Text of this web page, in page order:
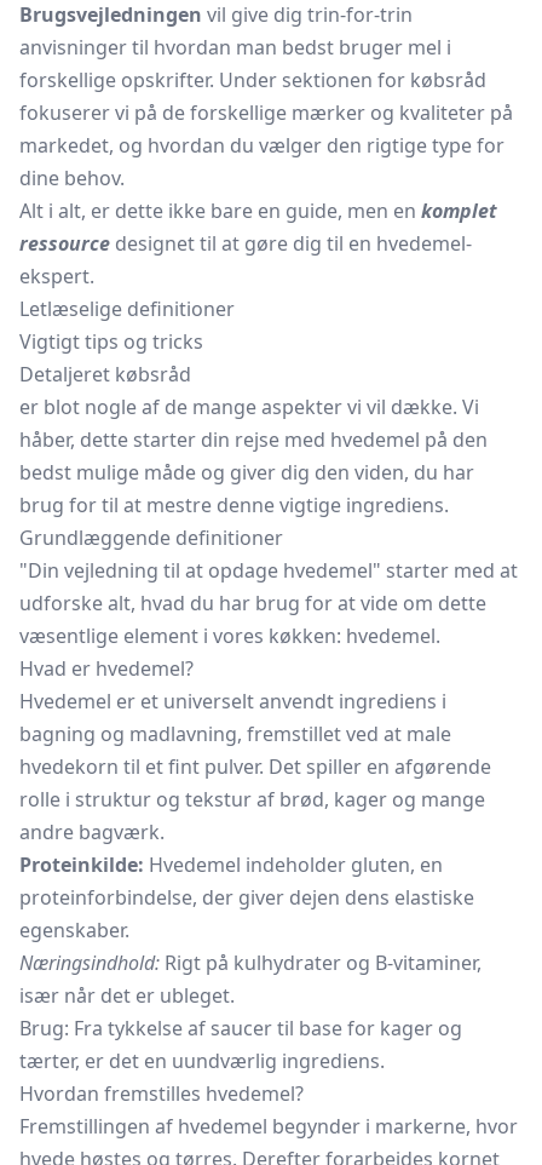
Brugsvejledningen vil give dig trin-for-trin
anvisninger til hvordan man bedst bruger mel i
forskellige opskrifter. Under sektionen for købsråd
fokuserer vi på de forskellige mærker og kvaliteter på
markedet, og hvordan du vælger den rigtige type for
dine behov.
Alt i alt, er dette ikke bare en guide, men en komplet
ressource designet til at gøre dig til en hvedemel-
ekspert.
Letlæselige definitioner
Vigtigt tips og tricks
Detaljeret købsråd
er blot nogle af de mange aspekter vi vil dække. Vi
håber, dette starter din rejse med hvedemel på den
bedst mulige måde og giver dig den viden, du har
brug for til at mestre denne vigtige ingrediens.
Grundlæggende definitioner
"Din vejledning til at opdage hvedemel" starter med at
udforske alt, hvad du har brug for at vide om dette
væsentlige element i vores køkken: hvedemel.
Hvad er hvedemel?
Hvedemel er et universelt anvendt ingrediens i
bagning og madlavning, fremstillet ved at male
hvedekorn til et fint pulver. Det spiller en afgørende
rolle i struktur og tekstur af brød, kager og mange
andre bagværk.
Proteinkilde: Hvedemel indeholder gluten, en
proteinforbindelse, der giver dejen dens elastiske
egenskaber.
Næringsindhold: Rigt på kulhydrater og B-vitaminer,
især når det er ubleget.
Brug: Fra tykkelse af saucer til base for kager og
tærter, er det en uundværlig ingrediens.
Hvordan fremstilles hvedemel?
Fremstillingen af hvedemel begynder i markerne, hvor
hvede høstes og tørres. Derefter forarbejdes kornet